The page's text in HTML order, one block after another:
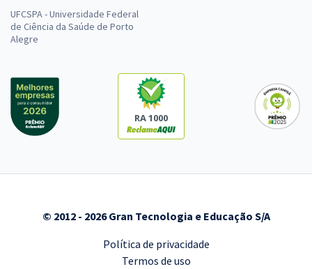
UFCSPA - Universidade Federal
de Ciência da Saúde de Porto
Alegre
RA 1000
© 2012 - 2026 Gran Tecnologia e Educação S/A
Política de privacidade
Termos de uso